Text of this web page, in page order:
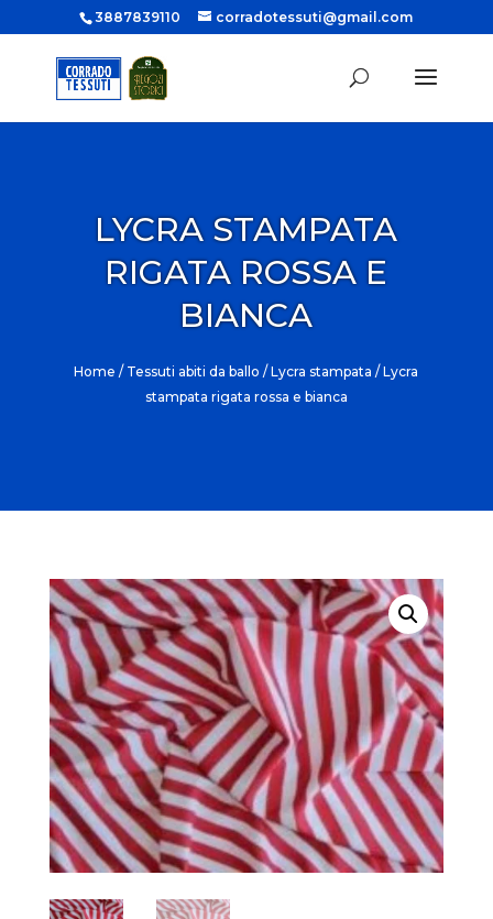
3887839110 corradotessuti@gmail.com
LYCRA STAMPATA
RIGATA ROSSA E
BIANCA
Home / Tessuti abiti da ballo /Lycra stampata / Lycra
stampata rigata rossa e bianca